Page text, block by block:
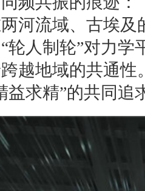
河流域、古埃
轮人制轮”对力
越地域的共通
益求精”的共同